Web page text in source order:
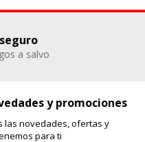
a salvo
y promociones
las novedades, ofertas y
para ti
página. También puedes